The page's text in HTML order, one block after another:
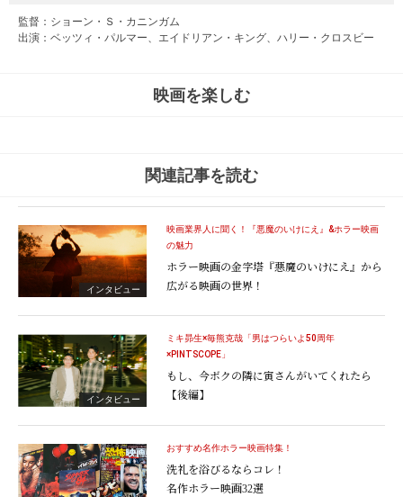
監督：ショーン・Ｓ・カニンガム
出演：ベッツィ・パルマー、エイドリアン・キング、ハリー・クロスビー
映画を楽しむ
関連記事を読む
インタビュー
映画業界人に聞く！『悪魔のいけにえ』&ホラー映画
の魅力
ホラー映画の金字塔『悪魔のいけにえ』から
広がる映画の世界！
インタビュー
ミキ昴生×毎熊克哉「男はつらいよ50周年
×PINTSCOPE」
もし、今ボクの隣に寅さんがいてくれたら
【後編】
おすすめ名作ホラー映画特集！
洗礼を浴びるならコレ！
名作ホラー映画32選